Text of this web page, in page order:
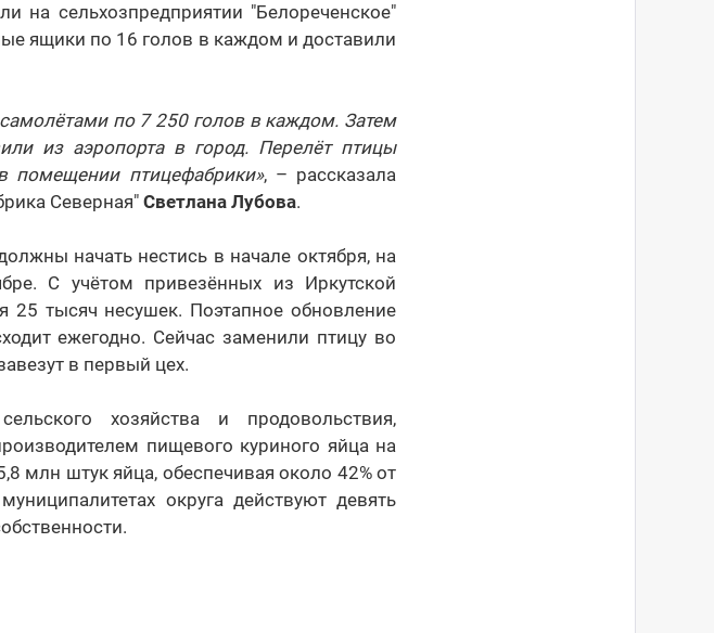
на сельхозпредприятии "Белореченское"
ящики по 16 голов в каждом и доставили
по 7 250 голов в каждом. Затем
из аэропорта в город. Перелёт птицы
помещении птицефабрики», – рассказала
Северная" Светлана Лубова.
начать нестись в начале октября, на
С учётом привезённых из Иркутской
25 тысяч несушек. Поэтапное обновление
ежегодно. Сейчас заменили птицу во
в первый цех.
хозяйства и продовольствия,
пищевого куриного яйца на
млн штук яйца, обеспечивая около 42% от
округа действуют девять